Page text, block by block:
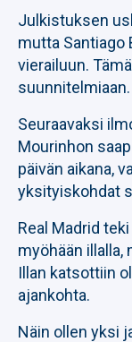
Julkistuksen
mutta Santiago
vierailuun.
suunnitelmiaan.
Seuraavaksi
Mourinhon
päivän aikana,
yksityiskohdat
Real Madrid
myöhään illalla,
Illan katsottiin
ajankohta.
Näin ollen yksi